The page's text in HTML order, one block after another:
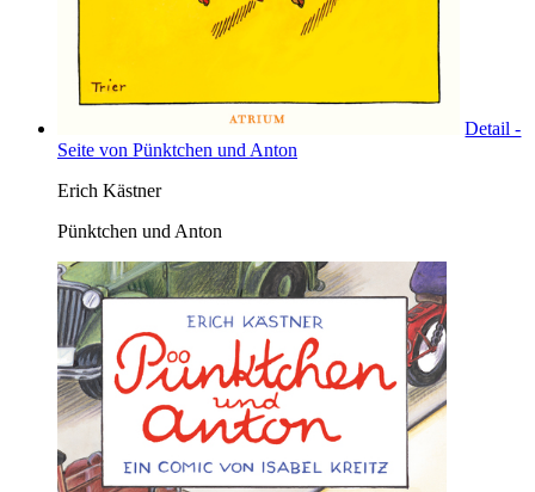
Detail -
Seite von Pünktchen und Anton
Erich Kästner
Pünktchen und Anton